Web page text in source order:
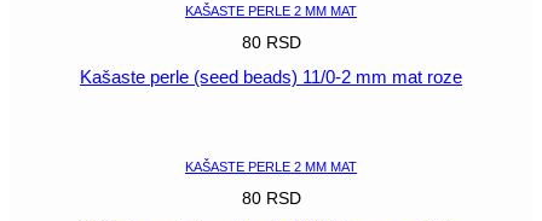
KAŠASTE PERLE 2 MM MAT
80 RSD
Kašaste perle (seed beads) 11/0-2 mm mat roze
KAŠASTE PERLE 2 MM MAT
80 RSD